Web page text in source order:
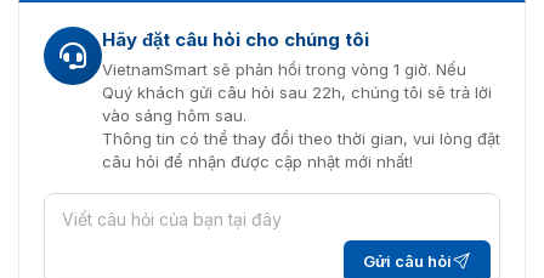
Hãy đặt câu hỏi cho chúng tôi
VietnamSmart sẽ phản hồi trong vòng 1 giờ. Nếu
Quý khách gửi câu hỏi sau 22h, chúng tôi sẽ trả lời
vào sáng hôm sau.
Thông tin có thể thay đổi theo thời gian, vui lòng đặt
câu hỏi để nhận được cập nhật mới nhất!
Gửi câu hỏi